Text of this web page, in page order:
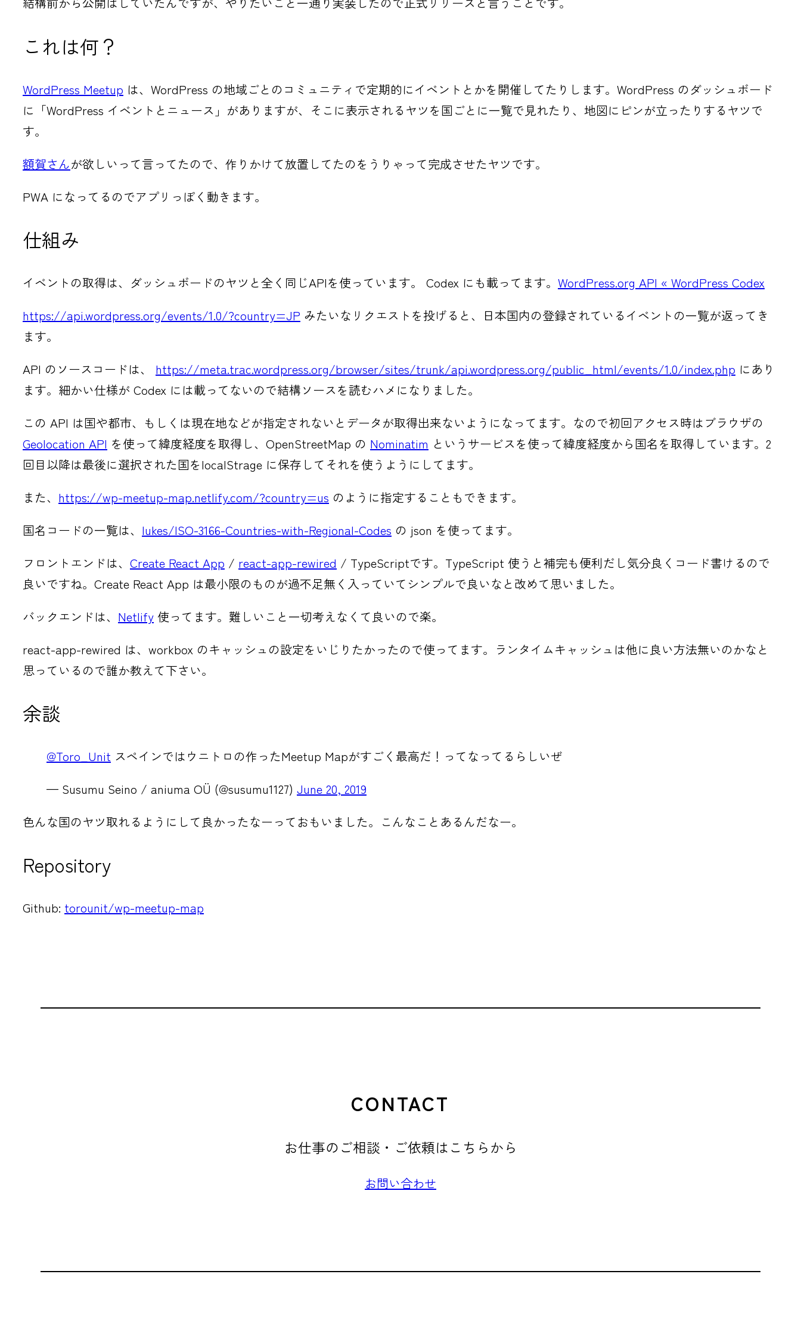
これは何？
WordPress Meetup は、WordPress の地域ごとのコミュニティで定期的にイベントとかを開催してたりします。WordPress のダッシュボード
に「WordPress イベントとニュース」がありますが、そこに表示されるヤツを国ごとに一覧で見れたり、地図にピンが立ったりするヤツで
す。
額賀さんが欲しいって言ってたので、作りかけて放置してたのをうりゃって完成させたヤツです。
PWA になってるのでアプリっぽく動きます。
仕組み
イベントの取得は、ダッシュボードのヤツと全く同じAPIを使っています。 Codex にも載ってます。 WordPress.org API « WordPress Codex
https://api.wordpress.org/events/1.0/?country=JP みたいなリクエストを投げると、日本国内の登録されているイベントの一覧が返ってき
ます。
API のソースコードは、 https://meta.trac.wordpress.org/browser/sites/trunk/api.wordpress.org/public_html/events/1.0/index.php にあり
ます。細かい仕様が Codex には載ってないので結構ソースを読むハメになりました。
この API は国や都市、もしくは現在地などが指定されないとデータが取得出来ないようになってます。なので初回アクセス時はブラウザの
Geolocation API を使って緯度経度を取得し、OpenStreetMap の Nominatim というサービスを使って緯度経度から国名を取得しています。2
回目以降は最後に選択された国をlocalStrage に保存してそれを使うようにしてます。
また、 https://wp-meetup-map.netlify.com/?country=us のように指定することもできます。
国名コードの一覧は、 lukes/ISO-3166-Countries-with-Regional-Codes の json を使ってます。
フロントエンドは、 Create React App / react-app-rewired / TypeScriptです。TypeScript 使うと補完も便利だし気分良くコード書けるので
良いですね。Create React App は最小限のものが過不足無く入っていてシンプルで良いなと改めて思いました。
バックエンドは、 Netlify 使ってます。難しいこと一切考えなくて良いので楽。
react-app-rewired は、workbox のキャッシュの設定をいじりたかったので使ってます。ランタイムキャッシュは他に良い方法無いのかなと
思っているので誰か教えて下さい。
余談
@Toro_Unit スペインではウニトロの作ったMeetup Mapがすごく最高だ！ってなってるらしいぜ
— Susumu Seino / aniuma OÜ (@susumu1127) June 20, 2019
色んな国のヤツ取れるようにして良かったなーっておもいました。こんなことあるんだなー。
Repository
Github: torounit/wp-meetup-map
CONTACT
お仕事のご相談・ご依頼はこちらから
お問い合わせ